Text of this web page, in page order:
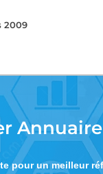
2009
pour un meilleur